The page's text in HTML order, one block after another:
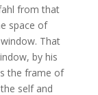
from that
space of
That
by his
the frame of
self and